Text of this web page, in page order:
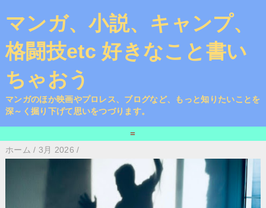
マンガ、小説、キャンプ、
格闘技etc 好きなこと書い
ちゃおう
マンガのほか映画やプロレス、ブログなど、もっと知りたいことを
深～く掘り下げて思いをつづります。
=
ホーム / 3月 2026 /